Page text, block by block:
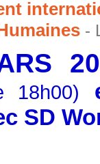
-
18h00)
SD